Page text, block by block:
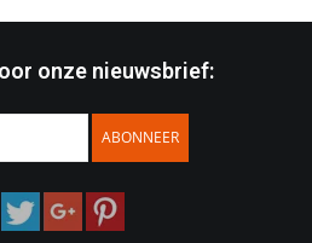
onze nieuwsbrief:
ABONNEER